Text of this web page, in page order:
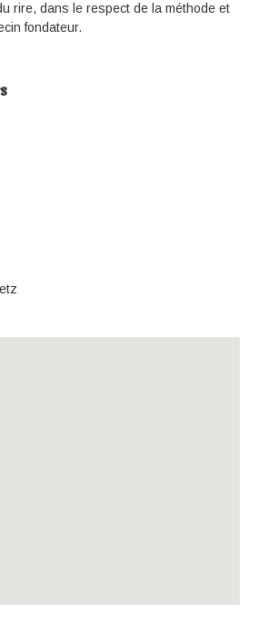
rire, dans le respect de la méthode et
fondateur.